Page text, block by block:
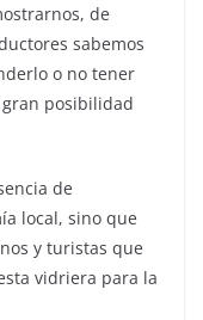
de
sabemos
o no tener
posibilidad
de
local, sino que
y turistas que
vidriera para la